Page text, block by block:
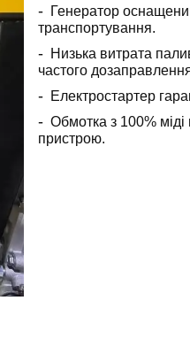
Генератор
транспортування.
Низька витрата
частого
Електростартер
Обмотка з 100% міді
пристрою.